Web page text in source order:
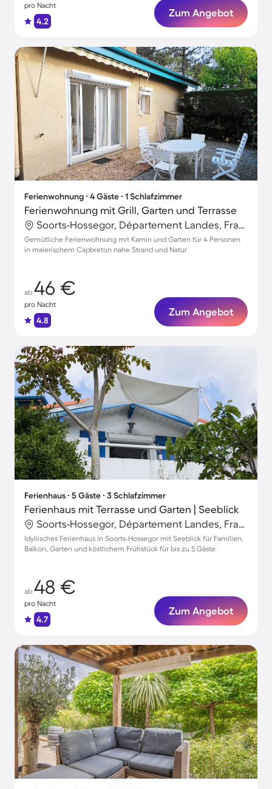
pro Nacht
4.2
Zum Angebot
Ferienwohnung ∙ 4 Gäste ∙ 1 Schlafzimmer
Ferienwohnung mit Grill, Garten und Terrasse
Soorts-Hossegor, Département Landes, Frankreich
Gemütliche Ferienwohnung mit Kamin und Garten für 4 Personen
in malerischem Capbreton nahe Strand und Natur
ab 46 €
pro Nacht
4.8
Zum Angebot
Ferienhaus ∙ 5 Gäste ∙ 3 Schlafzimmer
Ferienhaus mit Terrasse und Garten | Seeblick
Soorts-Hossegor, Département Landes, Frankreich
Idyllisches Ferienhaus in Soorts-Hossegor mit Seeblick für Familien,
Balkon, Garten und köstlichem Frühstück für bis zu 5 Gäste
ab 48 €
pro Nacht
4.7
Zum Angebot